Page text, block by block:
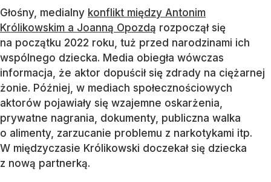
Głośny, medialny konflikt między Antonim
Królikowskim a Joanną Opozdą rozpoczął się
na początku 2022 roku, tuż przed narodzinami ich
wspólnego dziecka. Media obiegła wówczas
informacja, że aktor dopuścił się zdrady na ciężarnej
żonie. Później, w mediach społecznościowych
aktorów pojawiały się wzajemne oskarżenia,
prywatne nagrania, dokumenty, publiczna walka
o alimenty, zarzucanie problemu z narkotykami itp.
W międzyczasie Królikowski doczekał się dziecka
z nową partnerką.